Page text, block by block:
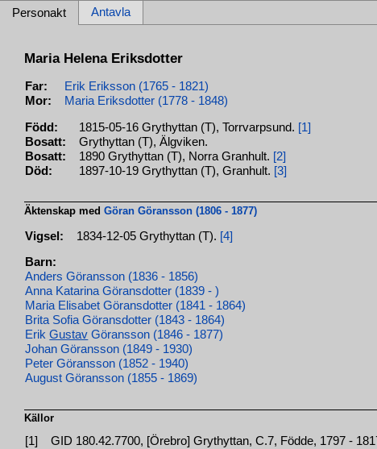
Personakt Antavla
Maria Helena Eriksdotter
Far:
Erik Eriksson (1765 - 1821)
Mor:
Maria Eriksdotter (1778 - 1848)
Född: 1815-05-16 Grythyttan (T), Torrvarpsund. [1]
Bosatt:
Grythyttan (T), Älgviken.
Bosatt:
1890 Grythyttan (T), Norra Granhult. [2]
Död:
1897-10-19 Grythyttan (T), Granhult. [3]
Äktenskap medGöran Göransson (1806 - 1877)
Vigsel: 1834-12-05 Grythyttan (T). [4]
Barn:
Anders Göransson (1836 - 1856)
Anna Katarina Göransdotter (1839 - )
Maria Elisabet Göransdotter (1841 - 1864)
Brita Sofia Göransdotter (1843 - 1864)
ErikGustav Göransson (1846 - 1877)
Johan Göransson (1849 - 1930)
Peter Göransson (1852 - 1940)
August Göransson (1855 - 1869)
Källor
[1] GID 180.42.7700, [Örebro] Grythyttan, C.7, Födde, 1797 -